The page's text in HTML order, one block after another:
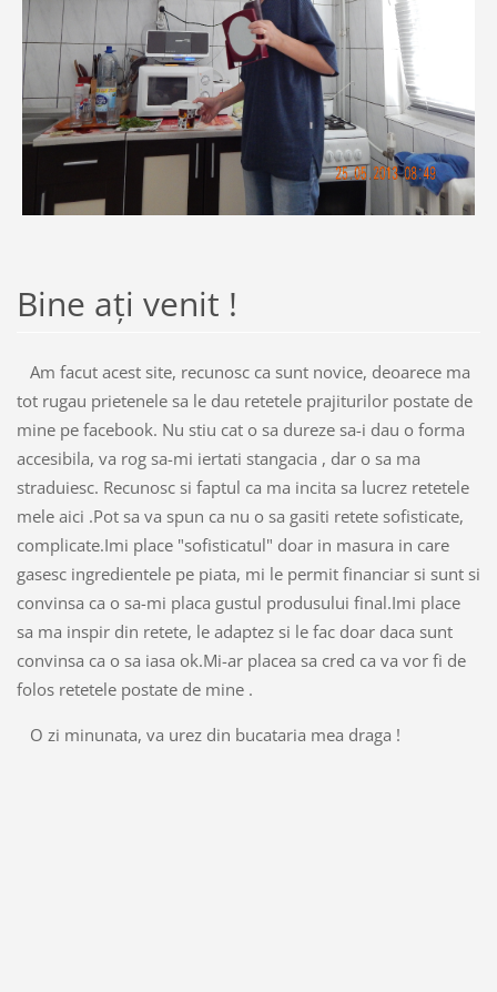
Bine ați venit !
Am facut acest site, recunosc ca sunt novice, deoarece ma
tot rugau prietenele sa le dau retetele prajiturilor postate de
mine pe facebook. Nu stiu cat o sa dureze sa-i dau o forma
accesibila, va rog sa-mi iertati stangacia , dar o sa ma
straduiesc. Recunosc si faptul ca ma incita sa lucrez retetele
mele aici .Pot sa va spun ca nu o sa gasiti retete sofisticate,
complicate.Imi place "sofisticatul" doar in masura in care
gasesc ingredientele pe piata, mi le permit financiar si sunt si
convinsa ca o sa-mi placa gustul produsului final.Imi place
sa ma inspir din retete, le adaptez si le fac doar daca sunt
convinsa ca o sa iasa ok.Mi-ar placea sa cred ca va vor fi de
folos retetele postate de mine .
O zi minunata, va urez din bucataria mea draga !